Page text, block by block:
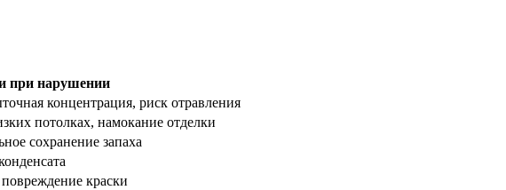
при нарушении
концентрация, риск отравления
потолках, намокание отделки
сохранение запаха
краски